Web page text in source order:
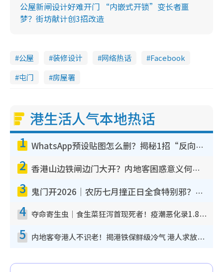
公屋新闸设计好难开门 “内嵌式开锁”变长者噩
梦？街坊献计创3招改造
公屋 装修设计 网络热话
Facebook
屯门
房屋署
港生活人气本地热话
1 WhatsApp预设贴图怎么删？揭秘1招“反向操作”还原简洁界面 附3步实测教程
2 香港山边铁闸边门大开？内地客困惑意义何在！网友神回复：这种叫法理性防御
3 鬼门开2026｜农历七月撞正日全食特别邪？专家警告切忌做一事！揭4大禁忌+2招保平安
4 夺命寄生虫｜食生菜狂泻首现死者！疫潮恶化录1.8万宗病例 揭洗菜3大谬误
5 内地客夸港人不识老！揭港铁保鲜级冷气 港人求放过：别投诉